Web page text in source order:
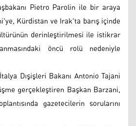
Pietro Parolin ile bir araya
Kürdistan ve Irak'ta barış içinde
derinleştirilmesi ile istikrar
öncü rolü nedeniyle
Dışişleri Bakanı Antonio Tajani
gerçekleştiren Başkan Barzani,
gazetecilerin sorularını